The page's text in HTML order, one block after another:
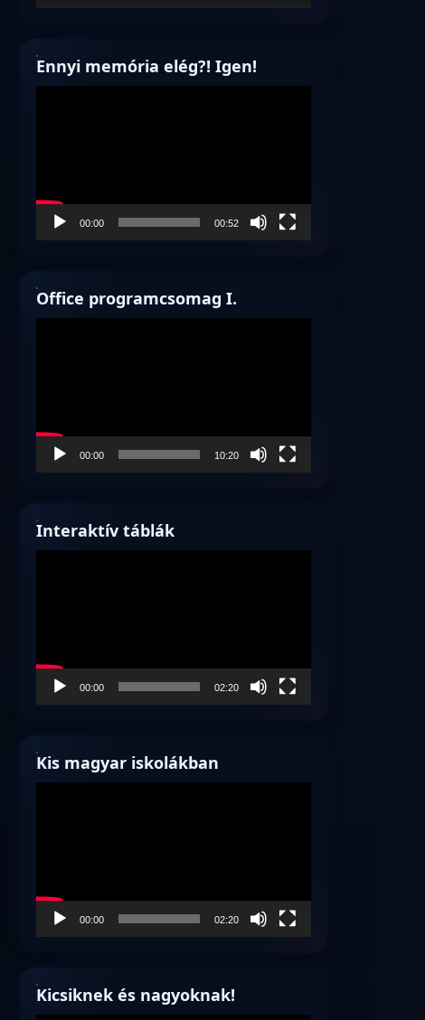
Ennyi memória elég?! Igen!
00:00 00:52
Office programcsomag I.
00:00 10:20
Interaktív táblák
00:00 02:20
Kis magyar iskolákban
00:00 02:20
Kicsiknek és nagyoknak!